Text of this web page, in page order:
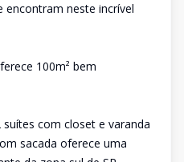
encontram neste incrível
100m² bem
com closet e varanda
sacada oferece uma